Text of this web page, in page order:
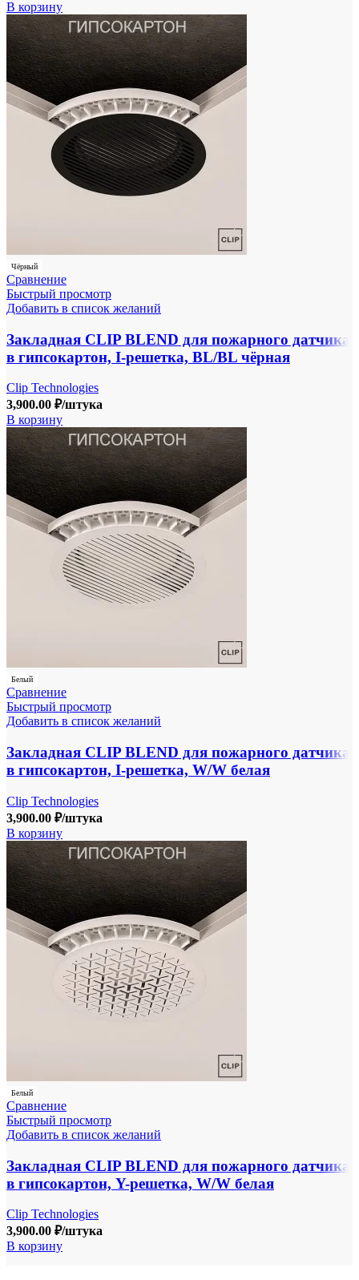
В корзину
Чёрный
Сравнение
Быстрый просмотр
Добавить в список желаний
Закладная CLIP BLEND для пожарного датчика
в гипсокартон, I-решетка, BL/BL чёрная
Clip Technologies
3,900.00 ₽/штука
В корзину
Белый
Сравнение
Быстрый просмотр
Добавить в список желаний
Закладная CLIP BLEND для пожарного датчика
в гипсокартон, I-решетка, W/W белая
Clip Technologies
3,900.00 ₽/штука
В корзину
Белый
Сравнение
Быстрый просмотр
Добавить в список желаний
Закладная CLIP BLEND для пожарного датчика
в гипсокартон, Y-решетка, W/W белая
Clip Technologies
3,900.00 ₽/штука
В корзину